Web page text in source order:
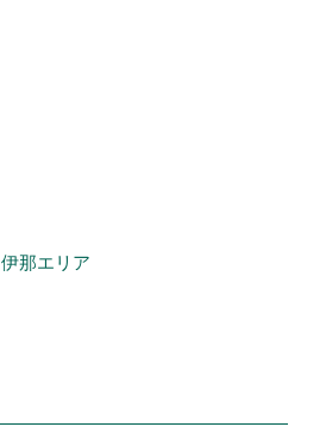
伊那エリア